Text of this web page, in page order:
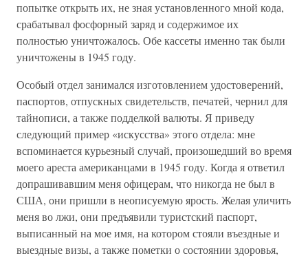
попытке открыть их, не зная установленного мной кода,
срабатывал фосфорный заряд и содержимое их
полностью уничтожалось. Обе кассеты именно так были
уничтожены в 1945 году.
Особый отдел занимался изготовлением удостоверений,
паспортов, отпускных свидетельств, печатей, чернил для
тайнописи, а также подделкой валюты. Я приведу
следующий пример «искусства» этого отдела: мне
вспоминается курьезный случай, произошедший во время
моего ареста американцами в 1945 году. Когда я ответил
допрашивавшим меня офицерам, что никогда не был в
США, они пришли в неописуемую ярость. Желая уличить
меня во лжи, они предъявили туристский паспорт,
выписанный на мое имя, на котором стояли въездные и
выездные визы, а также пометки о состоянии здоровья,